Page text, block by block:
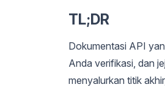
TL;DR
Dokumentasi API
Anda verifikasi, dan
menyalurkan titik